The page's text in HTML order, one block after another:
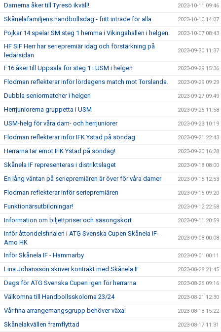
Damerna åker till Tyresö ikväll! 2023-10-11 09:46
Skånelafamiljens handbollsdag - fritt inträde för alla 2023-10-10 14:07
Pojkar 14 spelar SM steg 1 hemma i Vikingahallen i helgen. 2023-10-07 08:43
HF SIF Herr har seriepremiär idag och förstärkning på
ledarsidan
2023-09-30 11:37
F16 åker till Uppsala för steg 1 i USM i helgen 2023-09-29 15:36
Flodman reflekterar inför lördagens match mot Torslanda. 2023-09-29 09:29
Dubbla seniormatcher i helgen 2023-09-27 09:49
Herrjuniorerna gruppetta i USM 2023-09-25 11:58
USM-helg för våra dam- och herrjuniorer 2023-09-23 10:19
Flodman reflekterar inför IFK Ystad på söndag 2023-09-21 22:43
Herrarna tar emot IFK Ystad på söndag! 2023-09-20 16:28
Skånela IF representeras i distriktslaget 2023-09-18 08:00
En lång väntan på seriepremiären är över för våra damer 2023-09-15 12:53
Flodman reflekterar inför seriepremiären 2023-09-15 09:20
Funktionärsutbildningar! 2023-09-12 22:58
Information om biljettpriser och säsongskort 2023-09-11 20:59
Inför åttondelsfinalen i ATG Svenska Cupen Skånela IF-
Amo HK
2023-09-08 00:08
Inför Skånela IF - Hammarby 2023-09-01 00:11
Lina Johansson skriver kontrakt med Skånela IF 2023-08-28 21:45
Dags för ATG Svenska Cupen igen för herrarna 2023-08-26 09:16
Välkomna till Handbollsskolorna 23/24 2023-08-21 12:30
Vår fina arrangemangsgrupp behöver växa! 2023-08-18 15:22
Skånelakvällen framflyttad 2023-08-17 11:31